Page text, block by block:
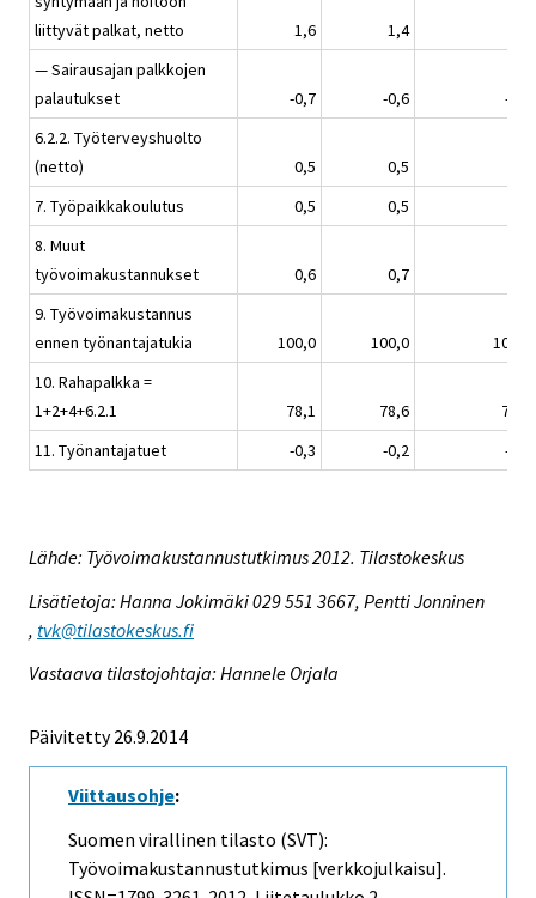
liittyvät palkat, netto
1,6 1,4
— Sairausajan palkkojen
palautukset
-0,7 -0,6
-0,5
6.2.2. Työterveyshuolto
(netto)
0,5 0,5
7. Työpaikkakoulutus
0,5 0,5
8. Muut
työvoimakustannukset
0,6 0,7
9. Työvoimakustannus
ennen työnantajatukia
100,0 100,0
100,0
10. Rahapalkka =
1+2+4+6.2.1
78,1 78,6
78,8
11. Työnantajatuet
-0,3 -0,2 -0,0
Lähde: Työvoimakustannustutkimus 2012. Tilastokeskus
Lisätietoja: Hanna Jokimäki 029 551 3667, Pentti Jonninen
, tvk@tilastokeskus.fi
Vastaava tilastojohtaja: Hannele Orjala
Päivitetty 26.9.2014
Viittausohje:
Suomen virallinen tilasto (SVT):
Työvoimakustannustutkimus [verkkojulkaisu].